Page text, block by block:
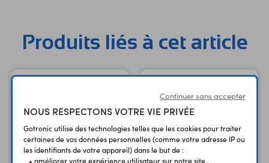
Produits liés à cet article
Continuer sans accepter
NOUS RESPECTONS VOTRE VIE PRIVÉE
Gotronic utilise des technologies telles que les cookies pour traiter
certaines de vos données personnelles (comme votre adresse IP ou
les identifiants de votre appareil) dans le but de :
• améliorer votre expérience utilisateur sur notre site ,